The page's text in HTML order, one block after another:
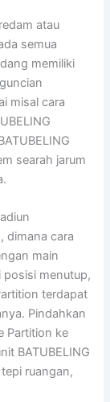
atau
semua
memiliki
misal cara
searah jarum
dimana cara
main
menutup,
terdapat
Pindahkan
Partition ke
BATUBELING
ruangan,